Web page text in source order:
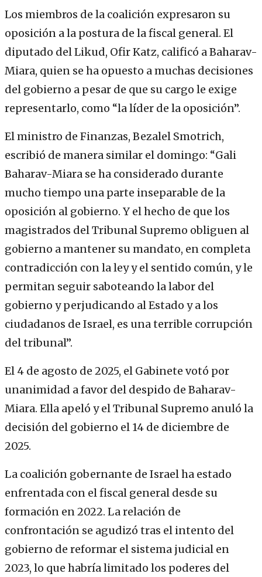
Los miembros de la coalición expresaron su
oposición a la postura de la fiscal general. El
diputado del Likud, Ofir Katz, calificó a Baharav-
Miara, quien se ha opuesto a muchas decisiones
del gobierno a pesar de que su cargo le exige
representarlo, como “la líder de la oposición”.
El ministro de Finanzas, Bezalel Smotrich,
escribió de manera similar el domingo: “Gali
Baharav-Miara se ha considerado durante
mucho tiempo una parte inseparable de la
oposición al gobierno. Y el hecho de que los
magistrados del Tribunal Supremo obliguen al
gobierno a mantener su mandato, en completa
contradicción con la ley y el sentido común, y le
permitan seguir saboteando la labor del
gobierno y perjudicando al Estado y a los
ciudadanos de Israel, es una terrible corrupción
del tribunal”.
El 4 de agosto de 2025, el Gabinete votó por
unanimidad a favor del despido de Baharav-
Miara. Ella apeló y el Tribunal Supremo anuló la
decisión del gobierno el 14 de diciembre de
2025.
La coalición gobernante de Israel ha estado
enfrentada con el fiscal general desde su
formación en 2022. La relación de
confrontación se agudizó tras el intento del
gobierno de reformar el sistema judicial en
2023, lo que habría limitado los poderes del